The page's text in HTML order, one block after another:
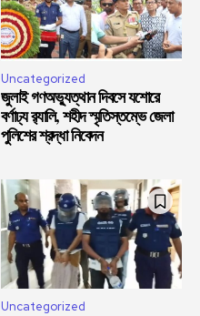
Uncategorized
জুলাই গণঅভ্যুত্থান দিবসে যশোরে
বর্ণাঢ্য র‍্যালি, শহীদ স্মৃতিস্তম্ভে জেলা
পুলিশের শ্রদ্ধা নিবেদন
Uncategorized